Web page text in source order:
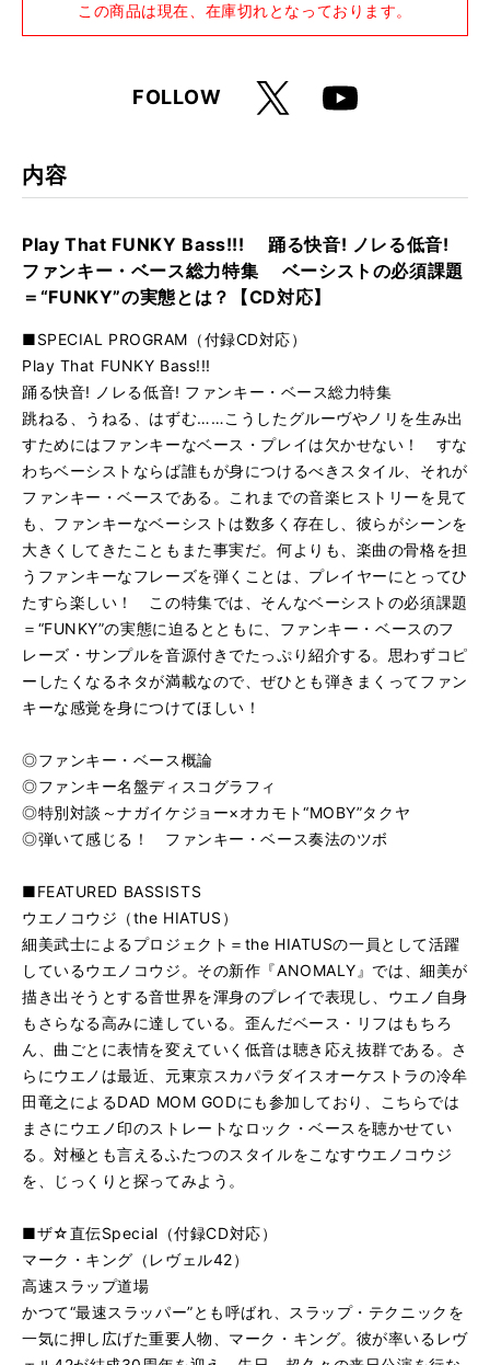
この商品は現在、在庫切れとなっております。
FOLLOW Youtube
内容
Play That FUNKY Bass!!! 踊る快音! ノレる低音!
ファンキー・ベース総力特集 ベーシストの必須課題
＝“FUNKY”の実態とは？【CD対応】
■SPECIAL PROGRAM（付録CD対応）
Play That FUNKY Bass!!!
踊る快音! ノレる低音! ファンキー・ベース総力特集
跳ねる、うねる、はずむ……こうしたグルーヴやノリを生み出
すためにはファンキーなベース・プレイは欠かせない！ すな
わちベーシストならば誰もが身につけるべきスタイル、それが
ファンキー・ベースである。これまでの音楽ヒストリーを見て
も、ファンキーなベーシストは数多く存在し、彼らがシーンを
大きくしてきたこともまた事実だ。何よりも、楽曲の骨格を担
うファンキーなフレーズを弾くことは、プレイヤーにとってひ
たすら楽しい！ この特集では、そんなベーシストの必須課題
＝“FUNKY”の実態に迫るとともに、ファンキー・ベースのフ
レーズ・サンプルを音源付きでたっぷり紹介する。思わずコピ
ーしたくなるネタが満載なので、ぜひとも弾きまくってファン
キーな感覚を身につけてほしい！
◎ファンキー・ベース概論
◎ファンキー名盤ディスコグラフィ
◎特別対談～ナガイケジョー×オカモト“MOBY”タクヤ
◎弾いて感じる！ ファンキー・ベース奏法のツボ
■FEATURED BASSISTS
ウエノコウジ（the HIATUS）
細美武士によるプロジェクト＝the HIATUSの一員として活躍
しているウエノコウジ。その新作『ANOMALY』では、細美が
描き出そうとする音世界を渾身のプレイで表現し、ウエノ自身
もさらなる高みに達している。歪んだベース・リフはもちろ
ん、曲ごとに表情を変えていく低音は聴き応え抜群である。さ
らにウエノは最近、元東京スカパラダイスオーケストラの冷牟
田竜之によるDAD MOM GODにも参加しており、こちらでは
まさにウエノ印のストレートなロック・ベースを聴かせてい
る。対極とも言えるふたつのスタイルをこなすウエノコウジ
を、じっくりと探ってみよう。
■ザ☆直伝Special（付録CD対応）
マーク・キング（レヴェル42）
高速スラップ道場
かつて“最速スラッパー”とも呼ばれ、スラップ・テクニックを
一気に押し広げた重要人物、マーク・キング。彼が率いるレヴ